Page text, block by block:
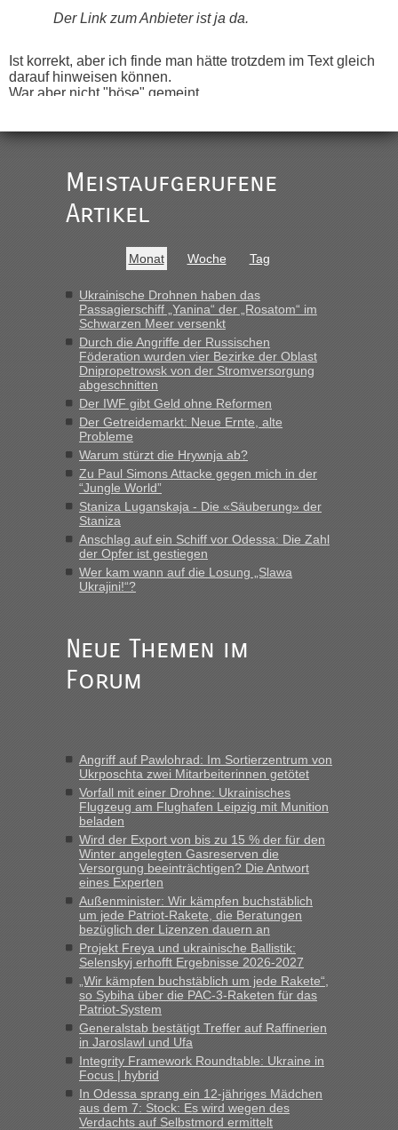
Der Link zum Anbieter ist ja da.
Ist korrekt, aber ich finde man hätte trotzdem im Text gleich
darauf hinweisen können.
War aber nicht "böse" gemeint ...
Hab´s versucht - bekomme aber immer angezeigt "auf dieser
Berichte und Reisetipps • Re: Mit dem Zug in
„Man sollte aber explizit dazu schreiben, daß es ein Zug von
LeoExpress ist - und nur auf deren Webseite kann man die
Fahrkarten kaufen. Zumindest ist es die erste Umsteigefreie
Verbindung von Deutschland...“
Recht, Visa und Dokumente • Re: Deklaration
gebrauchter Kleidung beim Zoll
„Vielen Dank, mit einem Briefchen meiner Frau im Gepäck
gab es keine Probleme“
in Recht, Visa und Dokumente • Re: Seit Anfang
des Jahres haben die Zollbeamten Verstöße im Wert von
fast 11 Milliarden aufgedeckt
„Am besten wäre natürlich, wenn die Frau mit dabei ist.
Alleinreisende Männer stehen schließlich immer unter
Verdacht.“
Milliarden aufgedeckt
„Kein Zoll. Du musst an sich nur sagen dass das privat ist
und du nicht damit handeln willst. So lange das nicht
gebrauchter Kleidung beim Zoll
„Hallo Leute, ich weiß nicht, ob ich hier richtig bin mit meiner
Anfrage. Ich möchte 4 Umzugskartons mit gebrauchter
Straßen Kleidung bei der Einreise in die Ukraine
mitnehmen. Es ist gebrauchte Kleidung...“
Berichte und Reisetipps • Re: An welchem
Grenzübergang zwischen Polen und der Ukraine geht es am
schnellsten?
„Wir sind mit unserem Wohnmobil, wie geplant am Montag
15.6. in Krakovets rüber. Sehr zeitig los gegen 5 Uhr in der
Früh. Mit sehr sehr wenig Verkehr, super bis zur Grenze. Nur
8 PKW vor der Schranke....“
Berichte und Reisetipps • Re: An welchem
Grenzübergang zwischen Polen und der Ukraine geht es am
schnellsten?
„Gestern 6 Stunden warten vor der Grenze Richtung Polen
in Krakowez mit dem Kleinbus. Abfertigung ging dann
schnell da auch Passagiere mit EU-Pass dabei waren“
Meistaufgerufene
Artikel
Monat Woche Tag
Ukrainische Drohnen haben das
Passagierschiff „Yanina“ der „Rosatom“ im
Schwarzen Meer versenkt
Durch die Angriffe der Russischen
Föderation wurden vier Bezirke der Oblast
Dnipropetrowsk von der Stromversorgung
abgeschnitten
Der IWF gibt Geld ohne Reformen
Der Getreidemarkt: Neue Ernte, alte
Probleme
Warum stürzt die Hrywnja ab?
Zu Paul Simons Attacke gegen mich in der
“Jungle World”
Staniza Luganskaja - Die «Säuberung» der
Staniza
Anschlag auf ein Schiff vor Odessa: Die Zahl
der Opfer ist gestiegen
Wer kam wann auf die Losung „Slawa
Ukrajini!“?
Neue Themen im
Forum
Angriff auf Pawlohrad: Im Sortierzentrum von
Ukrposchta zwei Mitarbeiterinnen getötet
Vorfall mit einer Drohne: Ukrainisches
Flugzeug am Flughafen Leipzig mit Munition
beladen
Wird der Export von bis zu 15 % der für den
Winter angelegten Gasreserven die
Versorgung beeinträchtigen? Die Antwort
eines Experten
Außenminister: Wir kämpfen buchstäblich
um jede Patriot-Rakete, die Beratungen
bezüglich der Lizenzen dauern an
Projekt Freya und ukrainische Ballistik:
Selenskyj erhofft Ergebnisse 2026-2027
„Wir kämpfen buchstäblich um jede Rakete“,
so Sybiha über die PAC-3-Raketen für das
Patriot-System
Generalstab bestätigt Treffer auf Raffinerien
in Jaroslawl und Ufa
Integrity Framework Roundtable: Ukraine in
Focus | hybrid
In Odessa sprang ein 12-jähriges Mädchen
aus dem 7: Stock: Es wird wegen des
Verdachts auf Selbstmord ermittelt